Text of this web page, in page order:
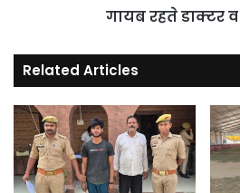
गायब रहते डाक्टर व
Related Articles